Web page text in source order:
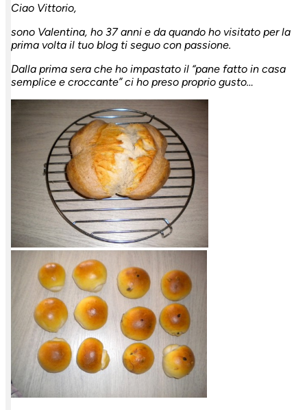
Ciao Vittorio,
sono Valentina, ho 37 anni e da quando ho visitato per la
prima volta il tuo blog ti seguo con passione.
Dalla prima sera che ho impastato il “pane fatto in casa
semplice e croccante” ci ho preso proprio gusto…